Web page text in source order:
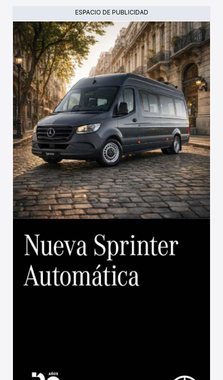
ESPACIO DE PUBLICIDAD